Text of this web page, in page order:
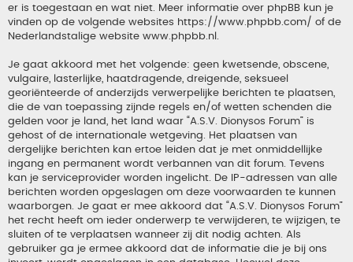
er is toegestaan en wat niet. Meer informatie over phpBB kun je
vinden op de volgende websites https://www.phpbb.com/ of de
Nederlandstalige website www.phpbb.nl
Je gaat akkoord met het volgende: geen kwetsende, obscene,
vulgaire, lasterlijke, haatdragende, dreigende, seksueel
georiënteerde of anderzijds verwerpelijke berichten te plaatsen,
die de van toepassing zijnde regels en/of wetten schenden die
gelden voor je land, het land waar “A.S.V. Dionysos Forum” is
gehost of de internationale wetgeving. Het plaatsen van
dergelijke berichten kan ertoe leiden dat je met onmiddellijke
ingang en permanent wordt verbannen van dit forum. Tevens
kan je serviceprovider worden ingelicht. De IP-adressen van alle
berichten worden opgeslagen om deze voorwaarden te kunnen
waarborgen. Je gaat er mee akkoord dat “A.S.V. Dionysos Forum”
het recht heeft om ieder onderwerp te verwijderen, te wijzigen, te
sluiten of te verplaatsen wanneer zij dit nodig achten. Als
gebruiker ga je ermee akkoord dat de informatie die je bij ons